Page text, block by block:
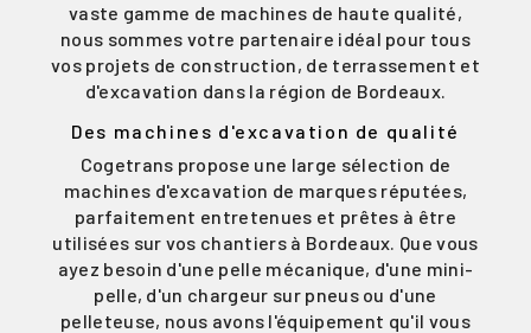
vaste gamme de machines de haute qualité,
nous sommes votre partenaire idéal pour tous
vos projets de construction, de terrassement et
d'excavation dans la région de Bordeaux.
Des machines d'excavation de qualité
Cogetrans propose une large sélection de
machines d'excavation de marques réputées,
parfaitement entretenues et prêtes à être
utilisées sur vos chantiers à Bordeaux. Que vous
ayez besoin d'une pelle mécanique, d'une mini-
pelle, d'un chargeur sur pneus ou d'une
pelleteuse, nous avons l'équipement qu'il vous